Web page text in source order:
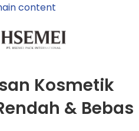
content
Kosmetik
& Bebas